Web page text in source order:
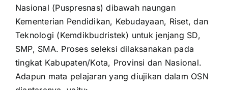
Nasional (Puspresnas) dibawah naungan
Kementerian Pendidikan, Kebudayaan, Riset, dan
Teknologi (Kemdikbudristek) untuk jenjang SD,
SMP, SMA. Proses seleksi dilaksanakan pada
tingkat Kabupaten/Kota, Provinsi dan Nasional.
Adapun mata pelajaran yang diujikan dalam OSN